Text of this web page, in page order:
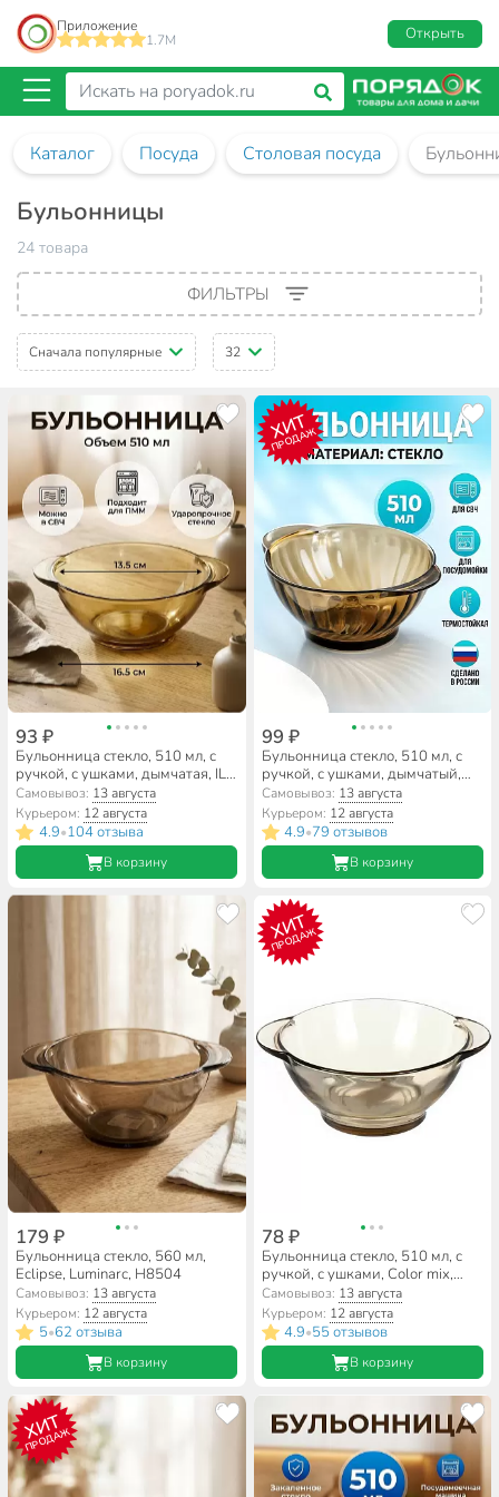
Приложение
1.7M
Открыть
Каталог Посуда Столовая посуда
Бульонницы
24 товара
ФИЛЬТРЫ
Сначала популярные 32
93 ₽
Бульонница стекло, 510 мл, с
ручкой, с ушками, дымчатая, IL
Primo, 62007
Самовывоз: 13 августа
Курьером: 12 августа
4.9•104 отзыва
В корзину
ХИТ
ПРОДАЖ
99 ₽
Бульонница стекло, 510 мл, с
ручкой, с ушками, дымчатый,
рифленная, Elica, 62046-03
Самовывоз: 13 августа
Курьером: 12 августа
4.9•79 отзывов
В корзину
179 ₽
Бульонница стекло, 560 мл,
Eclipse, Luminarc, Н8504
Самовывоз: 13 августа
Курьером: 12 августа
5•62 отзыва
В корзину
ХИТ
ПРОДАЖ
78 ₽
Бульонница стекло, 510 мл, с
ручкой, с ушками, Color mix,
50137-12
Самовывоз: 13 августа
Курьером: 12 августа
4.9•55 отзывов
В корзину
ХИТ
ПРОДАЖ